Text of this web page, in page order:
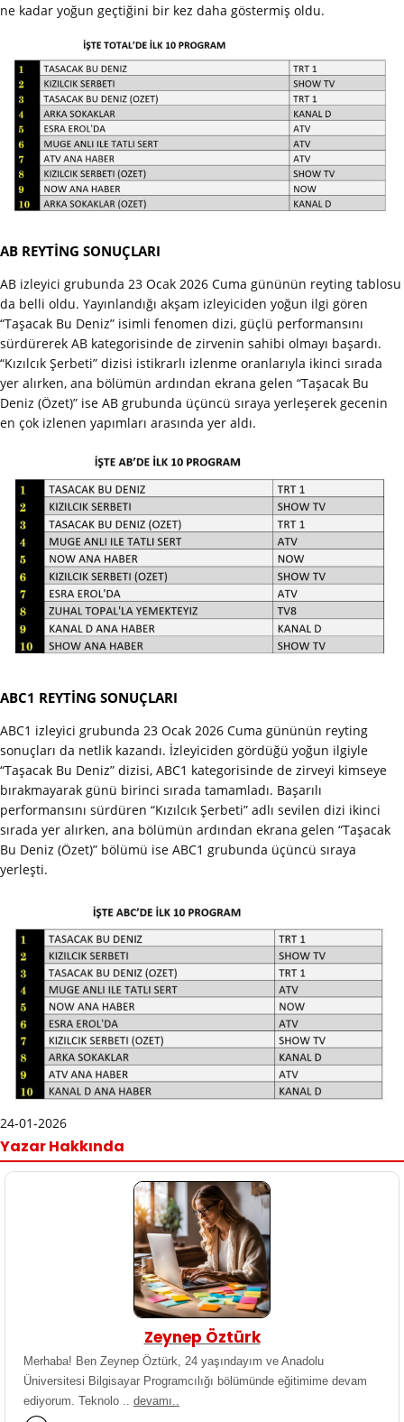
ne kadar yoğun geçtiğini bir kez daha göstermiş oldu.
AB REYTİNG SONUÇLARI
AB izleyici grubunda 23 Ocak 2026 Cuma gününün reyting tablosu
da belli oldu. Yayınlandığı akşam izleyiciden yoğun ilgi gören
“Taşacak Bu Deniz” isimli fenomen dizi, güçlü performansını
sürdürerek AB kategorisinde de zirvenin sahibi olmayı başardı.
“Kızılcık Şerbeti” dizisi istikrarlı izlenme oranlarıyla ikinci sırada
yer alırken, ana bölümün ardından ekrana gelen “Taşacak Bu
Deniz (Özet)” ise AB grubunda üçüncü sıraya yerleşerek gecenin
en çok izlenen yapımları arasında yer aldı.
ABC1 REYTİNG SONUÇLARI
ABC1 izleyici grubunda 23 Ocak 2026 Cuma gününün reyting
sonuçları da netlik kazandı. İzleyiciden gördüğü yoğun ilgiyle
“Taşacak Bu Deniz” dizisi, ABC1 kategorisinde de zirveyi kimseye
bırakmayarak günü birinci sırada tamamladı. Başarılı
performansını sürdüren “Kızılcık Şerbeti” adlı sevilen dizi ikinci
sırada yer alırken, ana bölümün ardından ekrana gelen “Taşacak
Bu Deniz (Özet)” bölümü ise ABC1 grubunda üçüncü sıraya
yerleşti.
24-01-2026
Yazar Hakkında
Zeynep Öztürk
Merhaba! Ben Zeynep Öztürk, 24 yaşındayım ve Anadolu
Üniversitesi Bilgisayar Programcılığı bölümünde eğitimime devam
ediyorum. Teknolo .. devamı..